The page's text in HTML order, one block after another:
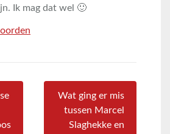
Ik mag dat wel 🙂
Wat ging er mis
tussen Marcel
Slaghekke en